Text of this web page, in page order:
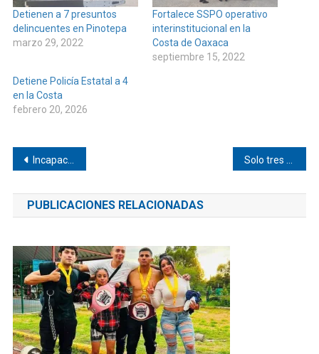
Detienen a 7 presuntos
delincuentes en Pinotepa
marzo 29, 2022
Fortalece SSPO operativo
interinstitucional en la
Costa de Oaxaca
septiembre 15, 2022
Detiene Policía Estatal a 4
en la Costa
febrero 20, 2026
Navegación
de
entradas
Incapacidad de CFE para dar luz en la zona conurbada de Pinotepa
PUBLICACIONES RELACIONADAS